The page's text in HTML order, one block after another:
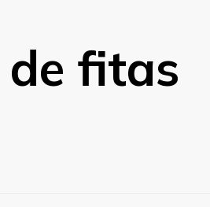
fitas